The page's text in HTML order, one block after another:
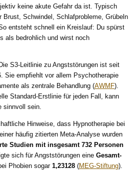
keine akute Gefahr da ist. Typisch
Brust, Schwindel, Schlafprobleme, Grübeln
entsteht schnell ein Kreislauf: Du spürst
als bedrohlich und wirst noch
S3-Leitlinie zu Angststörungen ist seit
Sie empfiehlt vor allem Psychotherapie
als zentrale Behandlung (AWMF).
Standard-Erstlinie für jeden Fall, kann
sinnvoll sein.
Hinweise, dass Hypnotherapie bei
häufig zitierten Meta-Analyse wurden
Studien mit insgesamt 732 Personen
sich für Angststörungen eine Gesamt-
Phobien sogar 1,23128 (MEG-Stiftung).